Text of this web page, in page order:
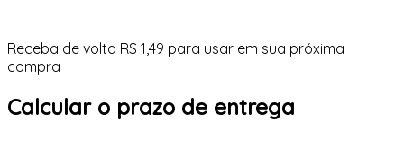
Receba de volta R$ 1,49 para usar em sua próxima
compra
Calcular o prazo de entrega